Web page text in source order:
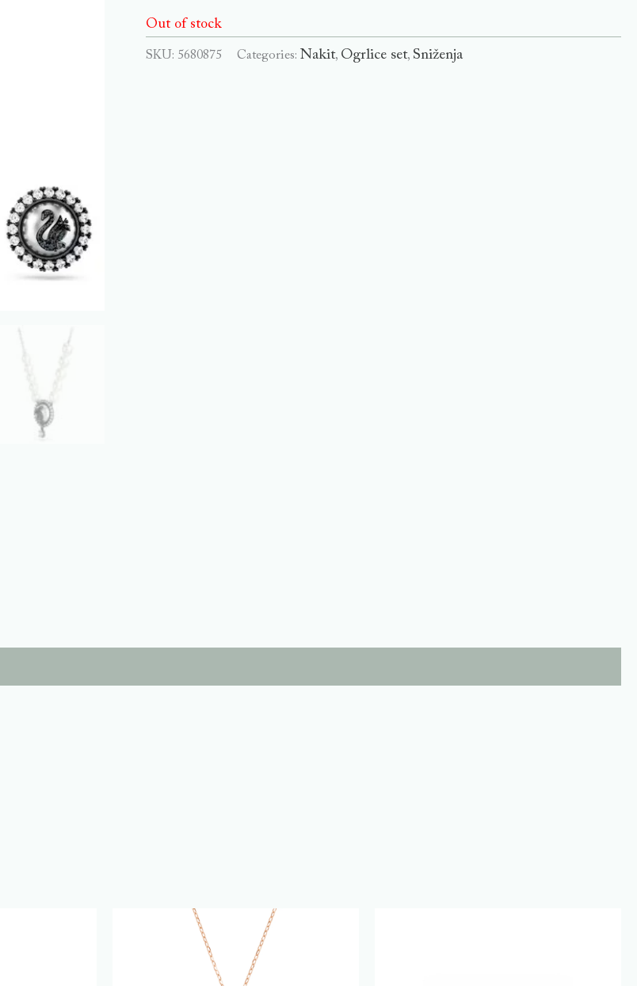
Out of stock
SKU: 5680875 Categories:Nakit, Ogrlice set, Sniženja